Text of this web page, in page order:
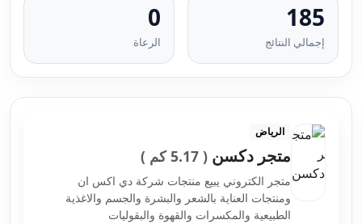
185
إجمالي النتائج
0
الرعاة
الرياض
متجر دكسن ( 5.17 كم )
متجر الكتروني يبيع منتجات شركة دي اكس ان
ومنتجات العناية بالشعر والبشرة والجسم والاغذية
الطبيعية والمكسرات والقهوة والبقوليات